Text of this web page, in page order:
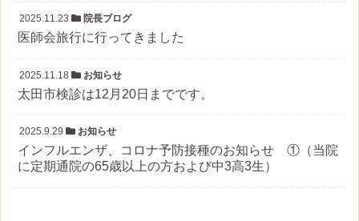
2025.11.23 院長ブログ
医師会旅行に行ってきました
2025.11.18 お知らせ
太田市検診は12月20日までです。
2025.9.29 お知らせ
インフルエンザ、コロナ予防接種のお知らせ ①（当院
に定期通院の65歳以上の方および中3高3生）